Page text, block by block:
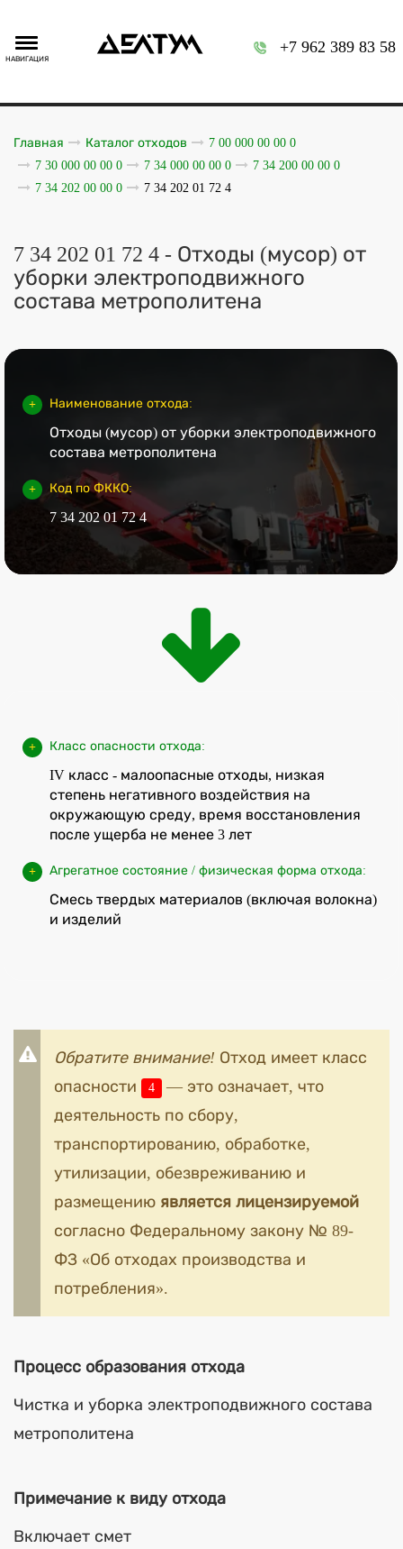
НАВИГАЦИЯ
+7 962 389 83 58
Главная Каталог отходов
7 00 000 00 00 0
7 30 000 00 00 0
7 34 000 00 00 0
7 34 200 00 00 0
7 34 202 00 00 0
7 34 202 01 72 4
7 34 202 01 72 4 - Отходы (мусор) от
уборки электроподвижного
состава метрополитена
Наименование отхода:
Отходы (мусор) от уборки электроподвижного
состава метрополитена
Код по ФККО:
7 34 202 01 72 4
Класс опасности отхода:
IV класс - малоопасные отходы, низкая
степень негативного воздействия на
окружающую среду, время восстановления
после ущерба не менее 3 лет
Агрегатное состояние / физическая форма отхода:
Смесь твердых материалов (включая волокна)
и изделий
Обратите внимание! Отход имеет класс
опасности
4
— это означает, что
деятельность по сбору,
транспортированию, обработке,
утилизации, обезвреживанию и
размещению является лицензируемой
согласно Федеральному закону № 89-
ФЗ «Об отходах производства и
потребления».
Процесс образования отхода
Чистка и уборка электроподвижного состава
метрополитена
Примечание к виду отхода
Включает смет